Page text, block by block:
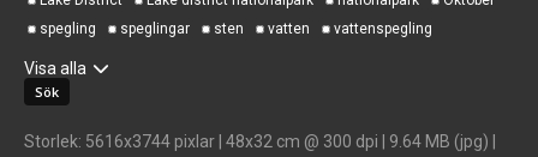
spegling
speglingar sten vatten vattenspegling
Visa alla
Storlek: 5616x3744 pixlar | 48x32 cm @ 300 dpi | 9.64 MB (jpg) |